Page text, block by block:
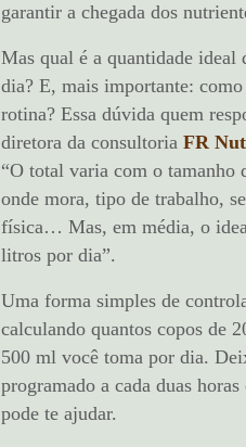
garantir a chegada dos
Mas qual é a quantidade ideal
dia? E, mais importante:
rotina? Essa dúvida quem
diretora da consultoria FR
“O total varia com o tamanho
onde mora, tipo de trabalho,
física… Mas, em média, o
litros por dia”.
Uma forma simples de
calculando quantos copos de
500 ml você toma por dia.
programado a cada duas
pode te ajudar.